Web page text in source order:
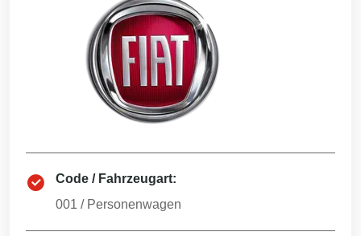
Code / Fahrzeugart:
001 / Personenwagen